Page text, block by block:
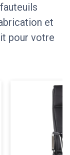
et
pour votre